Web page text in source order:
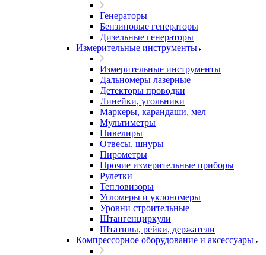
Генераторы
Бензиновые генераторы
Дизельные генераторы
Измерительные инструменты
Измерительные инструменты
Дальномеры лазерные
Детекторы проводки
Линейки, угольники
Маркеры, карандаши, мел
Мультиметры
Нивелиры
Отвесы, шнуры
Пирометры
Прочие измерительные приборы
Рулетки
Тепловизоры
Угломеры и уклономеры
Уровни строительные
Штангенциркули
Штативы, рейки, держатели
Компрессорное оборудование и аксессуары